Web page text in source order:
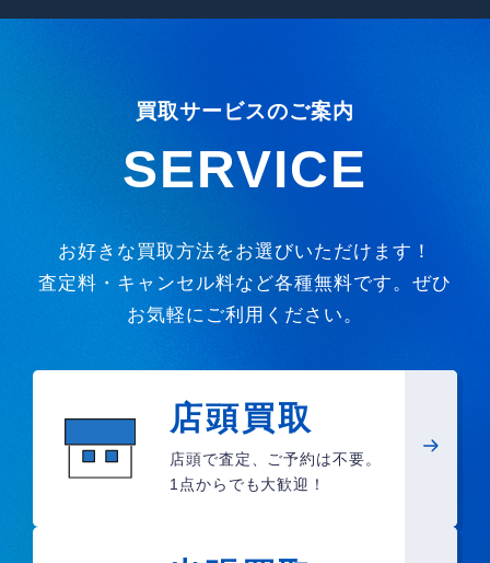
買取サービスのご案内
SERVICE
お好きな買取方法をお選びいただけます！
査定料・キャンセル料など各種無料です。ぜひ
お気軽にご利用ください。
店頭買取
店頭で査定、ご予約は不要。
1点からでも大歓迎！